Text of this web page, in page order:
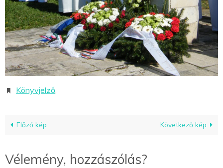
Könyvjelző
Előző kép Következő kép
Vélemény, hozzászólás?